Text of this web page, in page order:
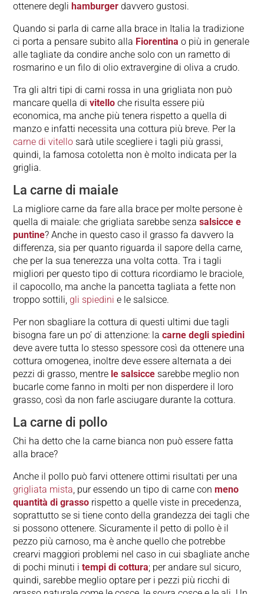
ottenere degli hamburger davvero gustosi.
Quando si parla di carne alla brace in Italia la tradizione
ci porta a pensare subito alla Fiorentina o più in generale
alle tagliate da condire anche solo con un rametto di
rosmarino e un filo di olio extravergine di oliva a crudo.
Tra gli altri tipi di carni rossa in una grigliata non può
mancare quella divitello che risulta essere più
economica, ma anche più tenera rispetto a quella di
manzo e infatti necessita una cottura più breve. Per la
carne di vitello sarà utile scegliere i tagli più grassi,
quindi, la famosa cotoletta non è molto indicata per la
griglia.
La carne di maiale
La migliore carne da fare alla brace per molte persone è
quella di maiale: che grigliata sarebbe senzasalsicce e
puntine? Anche in questo caso il grasso fa davvero la
differenza, sia per quanto riguarda il sapore della carne,
che per la sua tenerezza una volta cotta. Tra i tagli
migliori per questo tipo di cottura ricordiamo le braciole,
il capocollo, ma anche la pancetta tagliata a fette non
troppo sottili,gli spiedini e le salsicce.
Per non sbagliare la cottura di questi ultimi due tagli
bisogna fare un po’ di attenzione: lacarne degli spiedini
deve avere tutta lo stesso spessore così da ottenere una
cottura omogenea, inoltre deve essere alternata a dei
pezzi di grasso, mentre le salsicce sarebbe meglio non
bucarle come fanno in molti per non disperdere il loro
grasso, così da non farle asciugare durante la cottura.
La carne di pollo
Chi ha detto che la carne bianca non può essere fatta
alla brace?
Anche il pollo può farvi ottenere ottimi risultati per una
grigliata mista, pur essendo un tipo di carne conmeno
quantità di grasso rispetto a quelle viste in precedenza,
soprattutto se si tiene conto della grandezza dei tagli che
si possono ottenere. Sicuramente il petto di pollo è il
pezzo più carnoso, ma è anche quello che potrebbe
crearvi maggiori problemi nel caso in cui sbagliate anche
di pochi minuti itempi di cottura; per andare sul sicuro,
quindi, sarebbe meglio optare per i pezzi più ricchi di